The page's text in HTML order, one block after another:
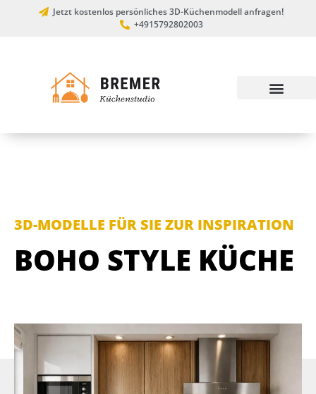
Jetzt kostenlos persönliches 3D-Küchenmodell anfragen!
+4915792802003
3D-MODELLE FÜR SIE ZUR INSPIRATION
BOHO STYLE KÜCHE